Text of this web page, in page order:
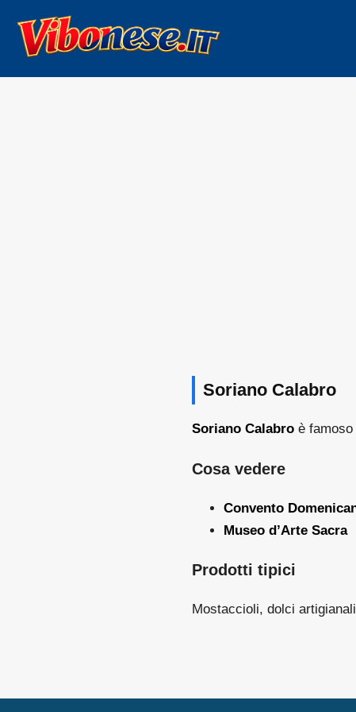
Soriano Calabro
Soriano Calabro è
Cosa vedere
Convento
Museo d’Arte Sacra
Prodotti tipici
Mostaccioli, dolci